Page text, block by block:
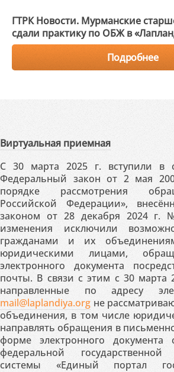
ГТРК Новости. Мурманские
сдали практику по ОБЖ в
Подробнее
Виртуальная приемная
С 30 марта 2025 г. вступили в
Федеральный закон от 2 мая
порядке рассмотрения
Российской Федерации»,
законом от 28 декабря 2024
изменения исключили
гражданами и их
юридическими лицами,
электронного документа
почты. В связи с этим с 30 марта
направленные по адресу
mail@laplandiya.org не
объединения, в том числе
направлять обращения в
форме электронного документа
федеральной
системы «Единый портал